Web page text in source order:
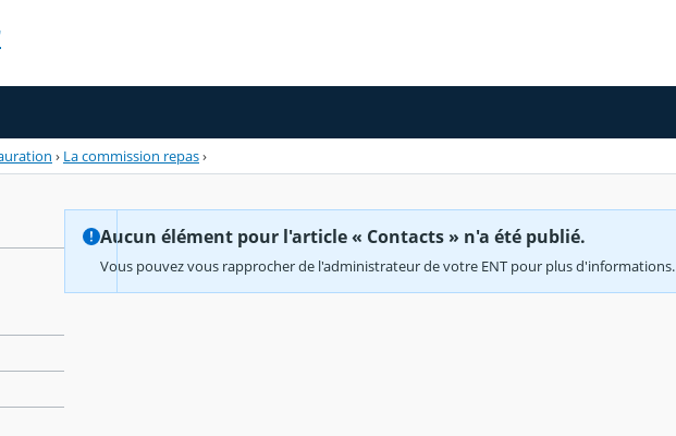
› La commission repas›
Aucun élément pour l'article « Contacts » n'a été publié.
Vous pouvez vous rapprocher de l'administrateur de votre ENT pour plus d'informations.